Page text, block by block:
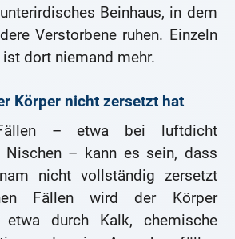
Beinhaus, in dem
Verstorbene ruhen. Einzeln
dort niemand mehr.
Körper nicht zersetzt hat
– etwa bei luftdicht
Nischen – kann es sein, dass
nicht vollständig zersetzt
Fällen wird der Körper
etwa durch Kalk, chemische